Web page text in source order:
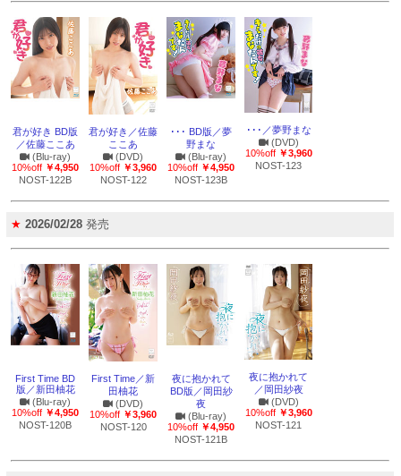
君が好き BD版
／佐藤ここあ
(Blu-ray)
10%off ￥4,950
NOST-122B
君が好き／佐藤
ここあ
(DVD)
10%off ￥3,960
NOST-122
･･･ BD版／夢
野まな
(Blu-ray)
10%off ￥4,950
NOST-123B
･･･／夢野まな
(DVD)
10%off ￥3,960
NOST-123
★ 2026/02/28 発売
First Time BD
版／新田柚花
(Blu-ray)
10%off ￥4,950
NOST-120B
First Time／新
田柚花
(DVD)
10%off ￥3,960
NOST-120
夜に抱かれて
BD版／岡田紗
夜
(Blu-ray)
10%off ￥4,950
NOST-121B
夜に抱かれて
／岡田紗夜
(DVD)
10%off ￥3,960
NOST-121